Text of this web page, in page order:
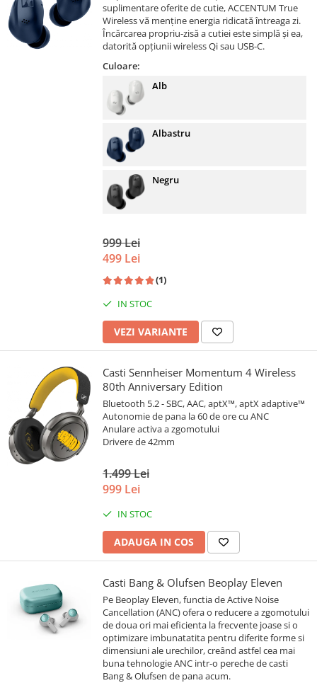
suplimentare oferite de cutie, ACCENTUM True
Wireless vă menține energia ridicată întreaga zi.
Încărcarea propriu-zisă a cutiei este simplă și ea,
datorită opțiunii wireless Qi sau USB-C.
Culoare:
Alb
Albastru
Negru
999 Lei
499 Lei
(1)
IN STOC
VEZI VARIANTE
Casti Sennheiser Momentum 4 Wireless
80th Anniversary Edition
Bluetooth 5.2 - SBC, AAC, aptX™, aptX adaptive™
Autonomie de pana la 60 de ore cu ANC
Anulare activa a zgomotului
Drivere de 42mm
1.499 Lei
999 Lei
IN STOC
ADAUGA IN COS
Casti Bang & Olufsen Beoplay Eleven
Pe Beoplay Eleven, functia de Active Noise
Cancellation (ANC) ofera o reducere a zgomotului
de doua ori mai eficienta la frecvente joase si o
optimizare imbunatatita pentru diferite forme si
dimensiuni ale urechilor, creând astfel cea mai
buna tehnologie ANC intr-o pereche de casti
Bang & Olufsen de pana acum.